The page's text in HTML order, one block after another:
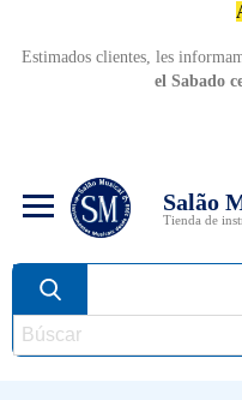
Estimados clientes, les
el Sabado
Salão
Tienda de